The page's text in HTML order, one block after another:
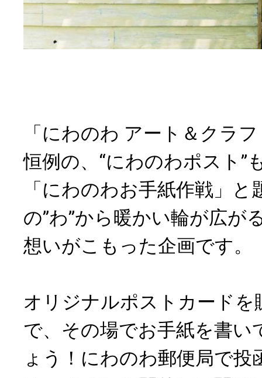
「にわのわ アート＆クラ
恒例の、“にわのわポスト”
「にわのわお手紙作戦」
の”わ”から暖かい輪が広が
想いがこもった企画です。
オリジナルポストカードを
で、その場でお手紙を書い
ょう！にわのわ郵便局で投